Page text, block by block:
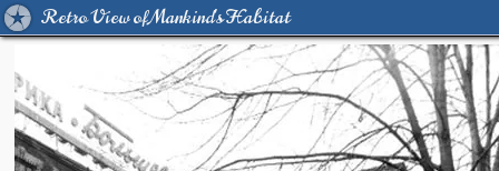
Retro View of Mankind's Habitat